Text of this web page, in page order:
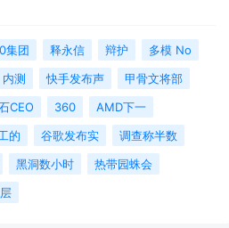
集团 释永信 辩护
多模 No
内测 快手发布声
甲骨文将部
CEO 360
AMD下一
的 谷歌发布实
调查称半数
黑洞数小时
热带园蛛会